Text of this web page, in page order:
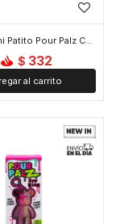
Llavero Mini Patito Pour Palz Color Sorpresa
$ 332